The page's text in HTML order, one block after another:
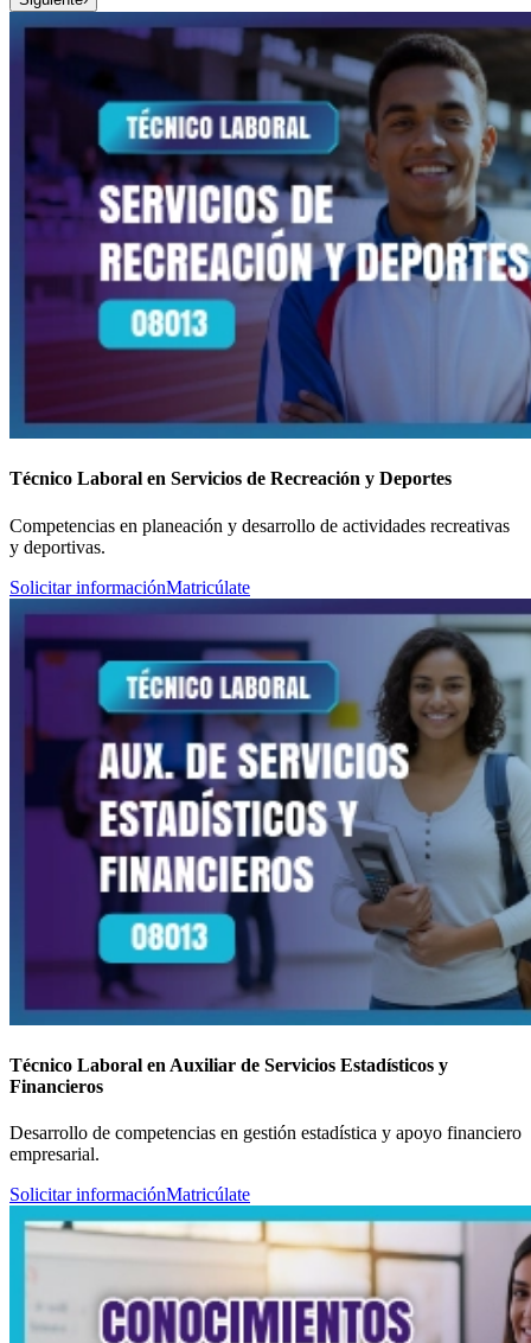
Técnico Laboral en Servicios de Recreación y Deportes
Competencias en planeación y desarrollo de actividades recreativas
y deportivas.
Solicitar informaciónMatricúlate
Técnico Laboral en Auxiliar de Servicios Estadísticos y
Financieros
Desarrollo de competencias en gestión estadística y apoyo financiero
empresarial.
Solicitar informaciónMatricúlate